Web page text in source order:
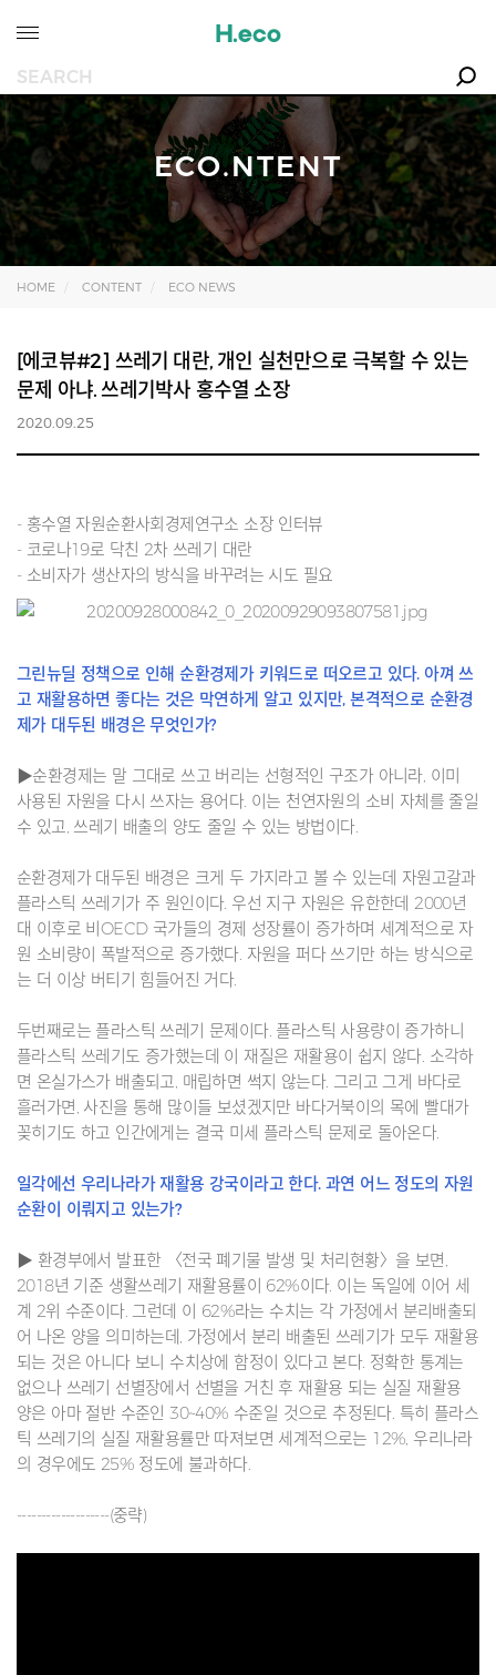
ECO.NTENT
HOME CONTENT ECO NEWS
[에코뷰#2] 쓰레기 대란, 개인 실천만으로 극복할 수 있는
문제 아냐. 쓰레기박사 홍수열 소장
2020.09.25
- 홍수열 자원순환사회경제연구소 소장 인터뷰
- 코로나19로 닥친 2차 쓰레기 대란
- 소비자가 생산자의 방식을 바꾸려는 시도 필요
그린뉴딜 정책으로 인해 순환경제가 키워드로 떠오르고 있다. 아껴 쓰
고 재활용하면 좋다는 것은 막연하게 알고 있지만, 본격적으로 순환경
제가 대두된 배경은 무엇인가?
▶순환경제는 말 그대로 쓰고 버리는 선형적인 구조가 아니라, 이미
사용된 자원을 다시 쓰자는 용어다. 이는 천연자원의 소비 자체를 줄일
수 있고, 쓰레기 배출의 양도 줄일 수 있는 방법이다.
순환경제가 대두된 배경은 크게 두 가지라고 볼 수 있는데 자원고갈과
플라스틱 쓰레기가 주 원인이다. 우선 지구 자원은 유한한데 2000년
대 이후로 비OECD국가들의 경제 성장률이 증가하며 세계적으로 자
원 소비량이 폭발적으로 증가했다. 자원을 퍼다 쓰기만 하는 방식으로
는 더 이상 버티기 힘들어진 거다.
두번째로는 플라스틱 쓰레기 문제이다. 플라스틱 사용량이 증가하니
플라스틱 쓰레기도 증가했는데 이 재질은 재활용이 쉽지 않다. 소각하
면 온실가스가 배출되고, 매립하면 썩지 않는다. 그리고 그게 바다로
흘러가면, 사진을 통해 많이들 보셨겠지만 바다거북이의 목에 빨대가
꽂히기도 하고 인간에게는 결국 미세 플라스틱 문제로 돌아온다.
일각에선 우리나라가 재활용 강국이라고 한다. 과연 어느 정도의 자원
순환이 이뤄지고 있는가?
▶ 환경부에서 발표한 〈전국 폐기물 발생 및 처리현황〉을 보면,
2018년 기준 생활쓰레기 재활용률이 62%이다. 이는 독일에 이어 세
계 2위 수준이다. 그런데 이 62%라는 수치는 각 가정에서 분리배출되
어 나온 양을 의미하는데, 가정에서 분리 배출된 쓰레기가 모두 재활용
되는 것은 아니다 보니 수치상에 함정이 있다고 본다. 정확한 통계는
없으나 쓰레기 선별장에서 선별을 거친 후 재활용 되는 실질 재활용
양은 아마 절반 수준인 30~40% 수준일 것으로 추정된다. 특히 플라스
틱 쓰레기의 실질 재활용률만 따져보면 세계적으로는 12%, 우리나라
의 경우에도 25% 정도에 불과하다.
-------------------(중략)